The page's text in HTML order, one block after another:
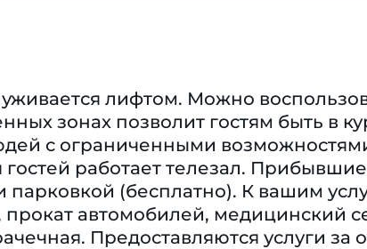
лифтом. Можно
зонах позволит гостям быть в
с ограниченными
работает телезал.
(бесплатно). К вашим
автомобилей, медицинский
Предоставляются услуги за